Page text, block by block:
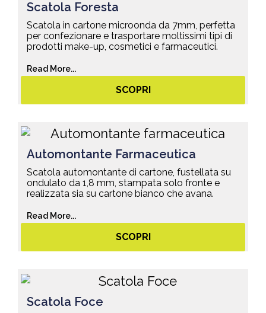
Scatola Foresta
Scatola in cartone microonda da 7mm, perfetta
per confezionare e trasportare moltissimi tipi di
prodotti make-up, cosmetici e farmaceutici.
Read More...
SCOPRI
Automontante Farmaceutica
Scatola automontante di cartone, fustellata su
ondulato da 1,8 mm, stampata solo fronte e
realizzata sia su cartone bianco che avana.
Read More...
SCOPRI
Scatola Foce